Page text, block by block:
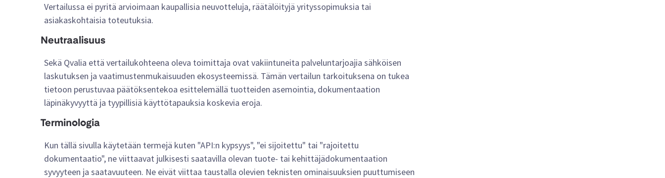
Vertailussa ei pyritä arvioimaan kaupallisia neuvotteluja, räätälöityjä yrityssopimuksia tai
asiakaskohtaisia toteutuksia.
Neutraalisuus
Sekä Qvalia että vertailukohteena oleva toimittaja ovat vakiintuneita palveluntarjoajia sähköisen
laskutuksen ja vaatimustenmukaisuuden ekosysteemissä. Tämän vertailun tarkoituksena on tukea
tietoon perustuvaa päätöksentekoa esittelemällä tuotteiden asemointia, dokumentaation
läpinäkyvyyttä ja tyypillisiä käyttötapauksia koskevia eroja.
Terminologia
Kun tällä sivulla käytetään termejä kuten "API:n kypsyys", "ei sijoitettu" tai "rajoitettu
dokumentaatio", ne viittaavat julkisesti saatavilla olevan tuote- tai kehittäjädokumentaation
syvyyteen ja saatavuuteen. Ne eivät viittaa taustalla olevien teknisten ominaisuuksien puuttumiseen